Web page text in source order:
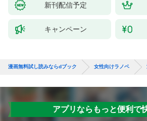
新刊配信予定
キャンペーン
漫画無料試し読みならdブック 女性向けラノベ
アプリならもっと便利で